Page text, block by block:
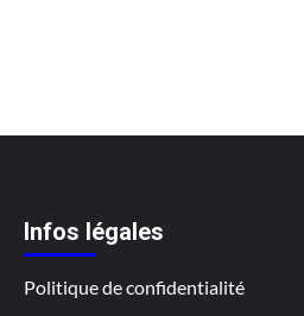
Infos légales
Politique de confidentialité